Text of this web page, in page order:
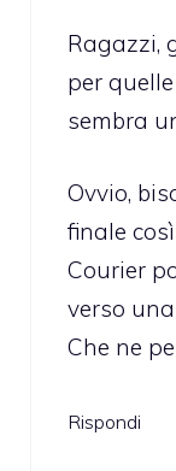
Ragazzi,
per quelle
sembra
Ovvio,
finale
Courier
verso
Che ne
Rispondi